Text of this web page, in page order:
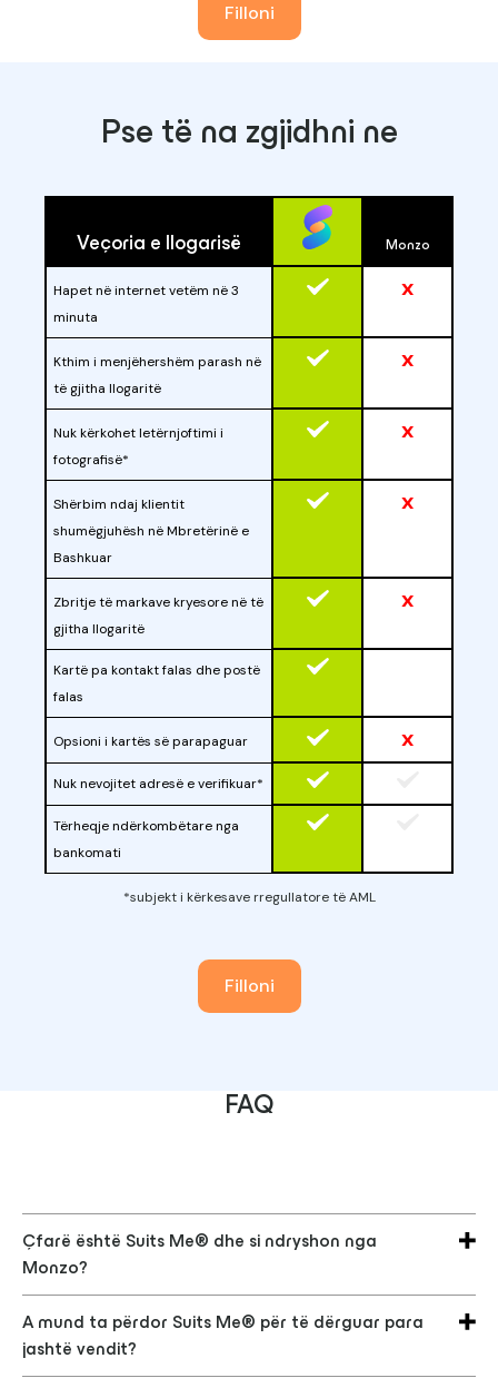
Filloni
Pse të na zgjidhni ne
Veçoria e llogarisë Monzo
Hapet në internet vetëm në 3
minuta
x
Kthim i menjëhershëm parash në
të gjitha llogaritë
x
Nuk kërkohet letërnjoftimi i
fotografisë*
x
Shërbim ndaj klientit
shumëgjuhësh në Mbretërinë e
Bashkuar
x
Zbritje të markave kryesore në të
gjitha llogaritë
x
Kartë pa kontakt falas dhe postë
falas
Opsioni i kartës së parapaguar x
Nuk nevojitet adresë e verifikuar*
Tërheqje ndërkombëtare nga
bankomati
*subjekt i kërkesave rregullatore të AML
Filloni
FAQ
Çfarë është Suits Me® dhe si ndryshon nga
Monzo?
Suits Me® is a UK-based alternative banking
solution offering personal accounts without
A mund ta përdor Suits Me® për të dërguar para
jashtë vendit?